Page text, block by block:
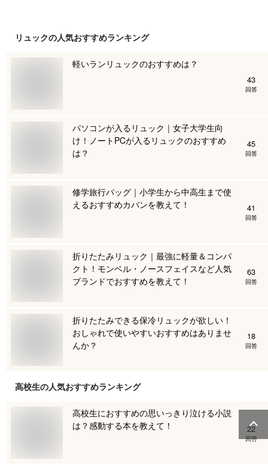
リュックの人気おすすめランキング
軽いランリュックのおすすめは？
43
回答
パソコンが入るリュック｜女子大学生向
け！ノートPCが入るリュックのおすすめ
は？
45
回答
修学旅行バッグ｜小学生から中高生まで使
えるおすすめカバンを教えて！
41
回答
折りたたみリュック｜最強に軽量＆コンパ
クト！モンベル・ノースフェイスなど人気
ブランドでおすすめを教えて！
63
回答
折りたたみできる保冷リュックが欲しい！
おしゃれで使いやすいおすすめはありませ
んか？
18
回答
高校生の人気おすすめランキング
高校生におすすめの思いっきり泣ける小説
は？感動する本を教えて！
22
回答